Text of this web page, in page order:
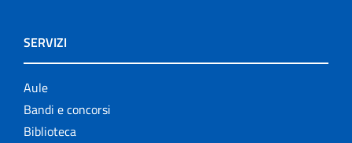
SERVIZI
Aule
Bandi e concorsi
Biblioteca